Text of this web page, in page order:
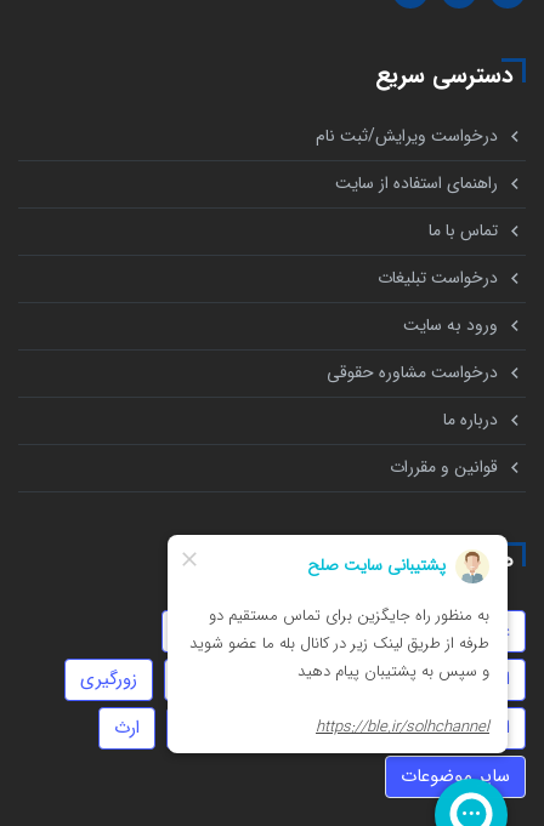
دسترسی سریع
درخواست ویرایش/ثبت نام
راهنمای استفاده از سایت
تماس با ما
درخواست تبلیغات
ورود به سایت
درخواست مشاوره حقوقی
درباره ما
قوانین و مقررات
همه چیز درباره
عقد موقت سفته سرقت
توهین
انحصار وراثت
استارتاپ
زورگیری
امور مالیاتی
روابط نامشروع
ارث
سایر موضوعات